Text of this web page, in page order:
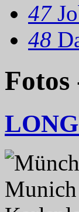
47
48